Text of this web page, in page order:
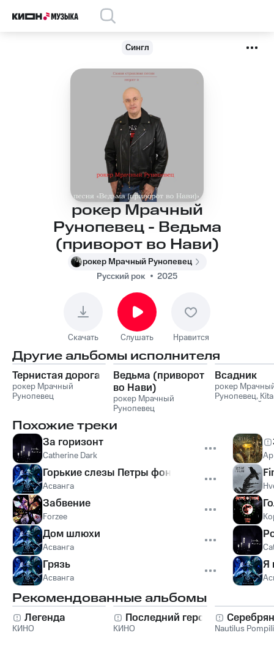
Сингл
рокер Мрачный
Рунопевец - Ведьма
(приворот во Нави)
рокер Мрачный Рунопевец
Русский рок
2025
Скачать Слушать Нравится
Другие альбомы исполнителя
Тернистая дорога
рокер Мрачный
Рунопевец
Ведьма (приворот
во Нави)
рокер Мрачный
Рунопевец
Всадник
рокер
Рунопевец,
Похожие треки
За горизонт
Catherine Dark
Горькие слезы Петры фон Кант
Асванга
Забвение
Forzee
Дом шлюхи
Асванга
Грязь
Асванга
Я
Рекомендованные альбомы
Легенда
КИНО
Последний герой
КИНО Nautilus